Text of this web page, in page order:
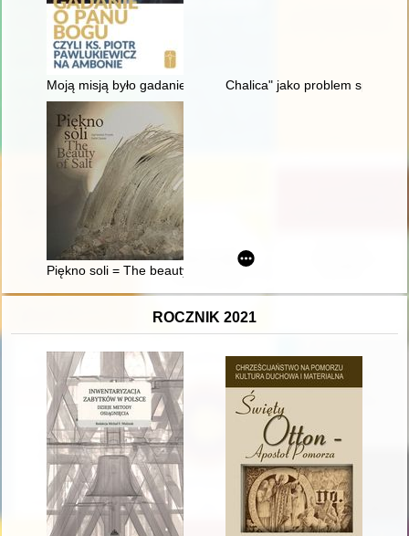
Moją misją było gadanie o Panu Bogu" czyli Ks. Piotr
Chalica" jako problem
Piękno soli = The beauty of salt
ROCZNIK 2021